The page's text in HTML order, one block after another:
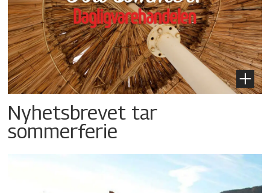
Nyhetsbrevet tar
sommerferie